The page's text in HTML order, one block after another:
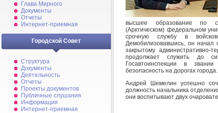
Глава Мирного
Документы
Отчеты
Интернет-приемная
Городской Совет
Структура
Документы
Деятельность
Отчеты
Проекты документов
Публичные слушания
Информация
Интернет-приемная
высшее образование по
(Арктическом) федеральном
срочную службу в
Демобилизовавшись, он начал
закрытому административно-
продолжает служить до
Госавтоинспекции в
безопасность на дорогах города.
Андрей Шемелин успешно
должность начальника
они воспитывают двух